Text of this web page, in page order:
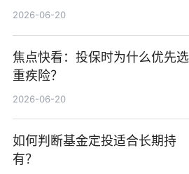
2026-06-20
焦点快看：投保时为什么优先选
重疾险？
2026-06-20
如何判断基金定投适合长期持
有？